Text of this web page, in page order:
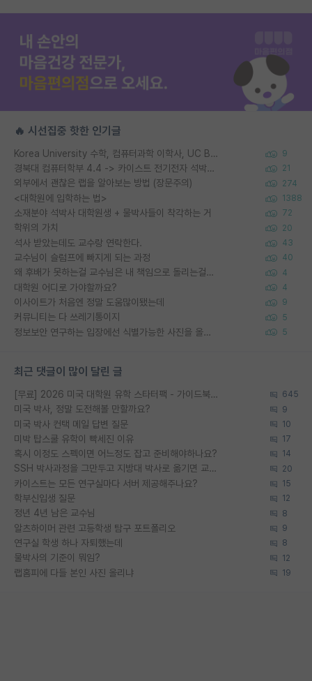
🔥 시선집중 핫한 인기글
Korea University 수학, 컴퓨터과학 이학사, UC Berkeley 산업공학 대학원 공학박사가 되는 것은 쉽지 않겠죠? 9
경북대 컴퓨터학부 4.4 -> 카이스트 전기전자 석박사통합과정 합격 21
외부에서 괜찮은 랩을 알아보는 방법 (장문주의) 274
<대학원에 입학하는 법> 1388
소재분야 석박사 대학원생 + 물박사들이 착각하는 거 72
학위의 가치 20
석사 받았는데도 교수랑 연락한다. 43
교수님이 슬럼프에 빠지게 되는 과정 40
왜 후배가 못하는걸 교수님은 내 책임으로 돌리는걸까요? 4
대학원 어디로 가야할까요? 4
이사이트가 처음엔 정말 도움많이됐는데 9
커뮤니티는 다 쓰레기통이지 5
정보보안 연구하는 입장에선 식별가능한 사진을 올리는건 비추이긴함 5
최근 댓글이 많이 달린 글
[무료] 2026 미국 대학원 유학 스타터팩 - 가이드북 & 합격자 컨택메일 템플릿 645
미국 박사, 정말 도전해볼 만할까요? 9
미국 박사 컨택 메일 답변 질문 10
미박 탑스쿨 유학이 빡세진 이유 17
혹시 이정도 스펙이면 어느정도 잡고 준비해야하나요? 14
SSH 박사과정을 그만두고 지방대 박사로 옮기면 교수의 꿈은 끝일까요? 20
카이스트는 모든 연구실마다 서버 제공해주나요? 15
학부신입생 질문 12
정년 4년 남은 교수님 8
알츠하이머 관련 고등학생 탐구 포트폴리오 9
연구실 학생 하나 자퇴했는데 8
물박사의 기준이 뭐임? 12
랩홈피에 다들 본인 사진 올리냐 19